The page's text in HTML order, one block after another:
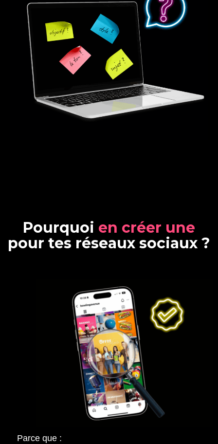
Pourquoi en créer une
pour tes réseaux sociaux ?
Parce que :